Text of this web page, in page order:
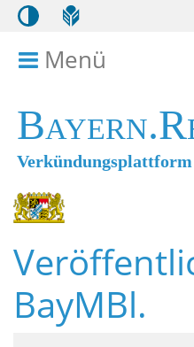
Menü
Verkündungsplattform
BayMBl.